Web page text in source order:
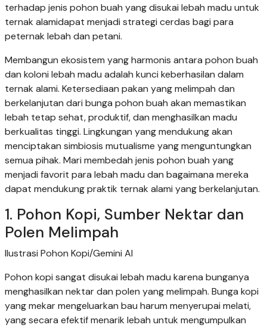
terhadap jenis pohon buah yang disukai lebah madu untuk
ternak alamidapat menjadi strategi cerdas bagi para
peternak lebah dan petani.
Membangun ekosistem yang harmonis antara pohon buah
dan koloni lebah madu adalah kunci keberhasilan dalam
ternak alami. Ketersediaan pakan yang melimpah dan
berkelanjutan dari bunga pohon buah akan memastikan
lebah tetap sehat, produktif, dan menghasilkan madu
berkualitas tinggi. Lingkungan yang mendukung akan
menciptakan simbiosis mutualisme yang menguntungkan
semua pihak. Mari membedah jenis pohon buah yang
menjadi favorit para lebah madu dan bagaimana mereka
dapat mendukung praktik ternak alami yang berkelanjutan.
1. Pohon Kopi, Sumber Nektar dan
Polen Melimpah
Ilustrasi Pohon Kopi/Gemini AI
Pohon kopi sangat disukai lebah madu karena bunganya
menghasilkan nektar dan polen yang melimpah. Bunga kopi
yang mekar mengeluarkan bau harum menyerupai melati,
yang secara efektif menarik lebah untuk mengumpulkan